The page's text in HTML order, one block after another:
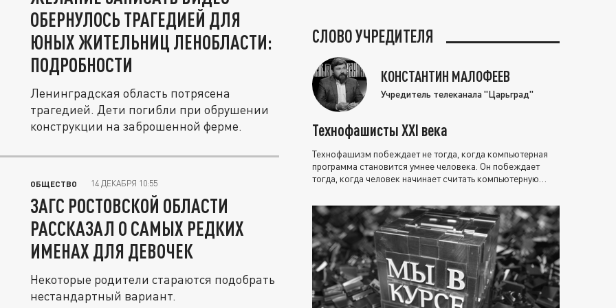
ОБЕРНУЛОСЬ ТРАГЕДИЕЙ ДЛЯ
ЮНЫХ ЖИТЕЛЬНИЦ ЛЕНОБЛАСТИ:
ПОДРОБНОСТИ
Ленинградская область потрясена
трагедией. Дети погибли при обрушении
конструкции на заброшенной ферме.
ОБЩЕСТВО 14 ДЕКАБРЯ 10:55
ЗАГС РОСТОВСКОЙ ОБЛАСТИ
РАССКАЗАЛ О САМЫХ РЕДКИХ
ИМЕНАХ ДЛЯ ДЕВОЧЕК
Некоторые родители стараются подобрать
нестандартный вариант.
СЛОВО УЧРЕДИТЕЛЯ
КОНСТАНТИН МАЛОФЕЕВ
Учредитель телеканала "Царьград"
Технофашисты XXI века
Технофашизм побеждает не тогда, когда компьютерная
программа становится умнее человека. Он побеждает
тогда, когда человек начинает считать компьютерную